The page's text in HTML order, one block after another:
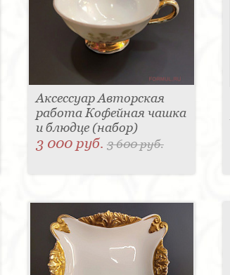
Аксессуар Авторская
работа Кофейная чашка
и блюдце (набор)
3 000 руб. 3 600 руб.